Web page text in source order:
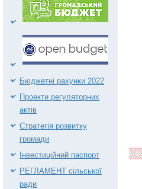
Бюджетні рахунки 2022
Проекти регуляторних
актів
Стратегія розвитку
громади
Інвестиційний паспорт
РЕГЛАМЕНТ сільської
ради